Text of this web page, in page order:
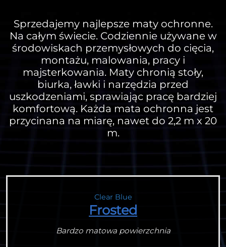
Sprzedajemy najlepsze maty ochronne.
Na całym świecie. Codziennie używane w
środowiskach przemysłowych do cięcia,
montażu, malowania, pracy i
majsterkowania. Maty chronią stoły,
biurka, ławki i narzędzia przed
uszkodzeniami, sprawiając pracę bardziej
komfortową. Każda mata ochronna jest
przycinana na miarę, nawet do 2,2 m x 20
m.
Clear Blue
Frosted
Bardzo matowa powierzchnia